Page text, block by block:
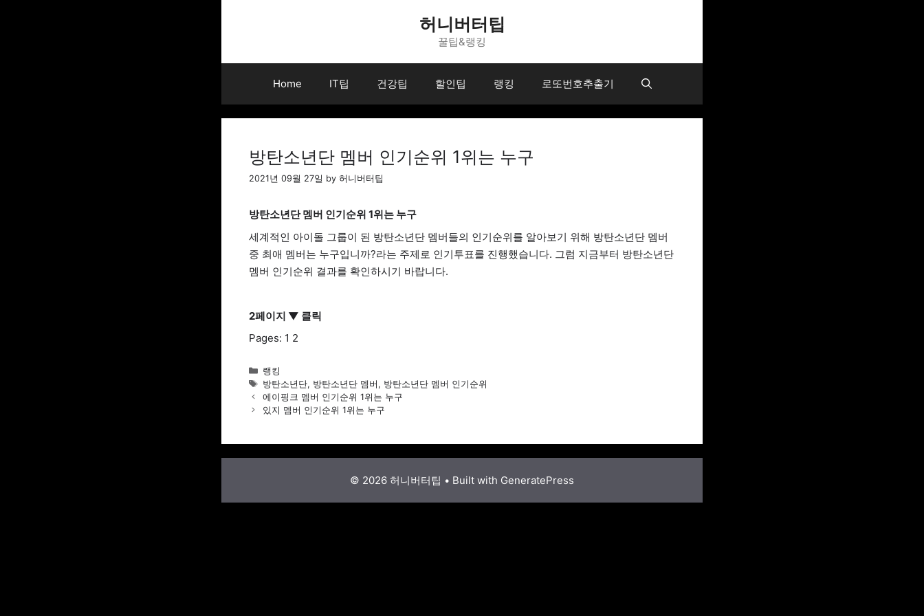
허니버터팁
꿀팁&랭킹
Home IT팁 건강팁 할인팁 랭킹 로또번호추출기
방탄소년단 멤버 인기순위 1위는 누구
2021년 09월 27일 by 허니버터팁
방탄소년단 멤버 인기순위 1위는 누구
세계적인 아이돌 그룹이 된 방탄소년단 멤버들의 인기순위를 알아보기 위해 방탄소년단 멤버
중 최애 멤버는 누구입니까?라는 주제로 인기투표를 진행했습니다. 그럼 지금부터 방탄소년단
멤버 인기순위 결과를 확인하시기 바랍니다.
2페이지 ▼ 클릭
Pages: 1 2
Categories
랭킹
Tags
방탄소년단, 방탄소년단 멤버 , 방탄소년단 멤버 인기순위
에이핑크 멤버 인기순위 1위는 누구
있지 멤버 인기순위 1위는 누구
© 2026 허니버터팁 • Built with GeneratePress